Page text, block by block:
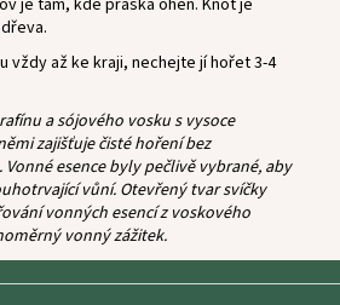
vždy až ke kraji, nechejte jí hořet 3-4
a sójového vosku s vysoce
zajišťuje čisté hoření bez
esence byly pečlivě vybrané, aby
vůní. Otevřený tvar svíčky
vonných esencí z voskového
vonný zážitek.